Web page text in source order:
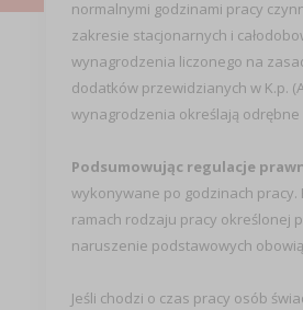
normalnymi godzinami pracy
zakresie stacjonarnych i
wynagrodzenia liczonego na
dodatków przewidzianych w K.p.
wynagrodzenia określają odrębne
Podsumowując regulacje
wykonywane po godzinach pracy.
ramach rodzaju pracy określonej
naruszenie podstawowych
Jeśli chodzi o czas pracy osób